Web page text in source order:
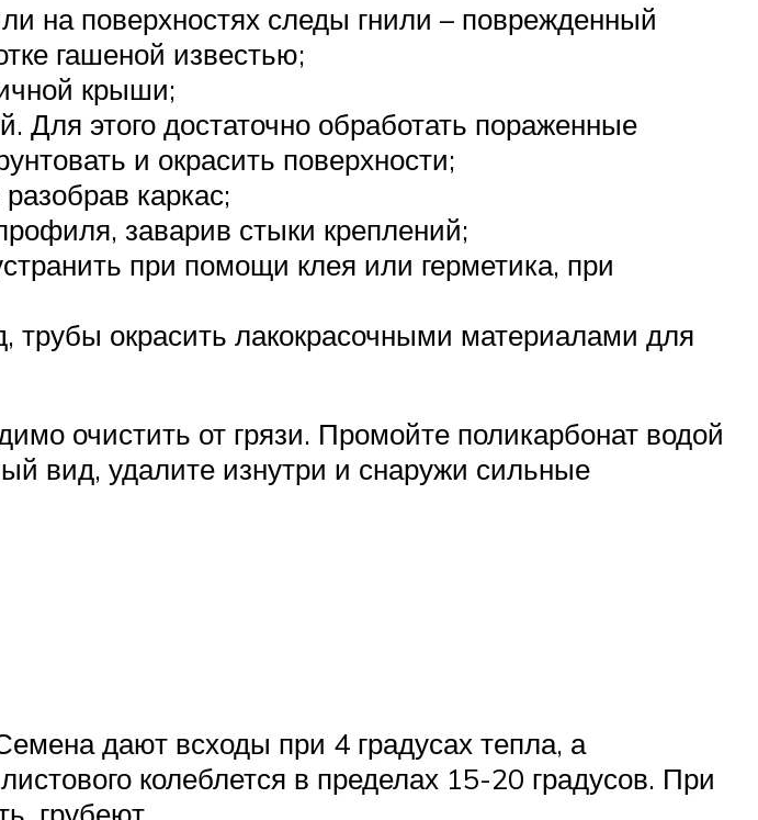
на поверхностях следы гнили – поврежденный
гашеной известью;
крыши;
Для этого достаточно обработать пораженные
и окрасить поверхности;
каркас;
заварив стыки креплений;
при помощи клея или герметика, при
трубы окрасить лакокрасочными материалами для
очистить от грязи. Промойте поликарбонат водой
вид, удалите изнутри и снаружи сильные
дают всходы при 4 градусах тепла, а
колеблется в пределах 15-20 градусов. При